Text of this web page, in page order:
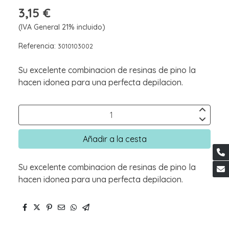
3,15 €
(IVA General 21% incluido)
Referencia: 3010103002
Su excelente combinacion de resinas de pino la
hacen idonea para una perfecta depilacion.
Añadir a la cesta
Su excelente combinacion de resinas de pino la
hacen idonea para una perfecta depilacion.